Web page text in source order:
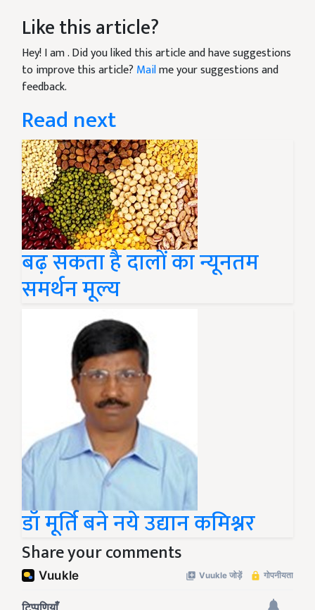
Like this article?
Hey! I am. Did you liked this article and have suggestions
to improve this article? Mailme your suggestions and
feedback.
Read next
बढ़ सकता है दालों का न्यूनतम
समर्थन मूल्य
डॉ मूर्ति बने नये उद्यान कमिश्नर
Share your comments